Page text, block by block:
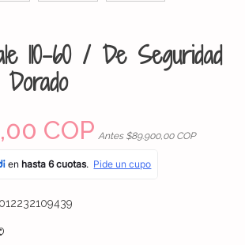
110-60 / De Seguridad
COP Antes $89.900,00 COP